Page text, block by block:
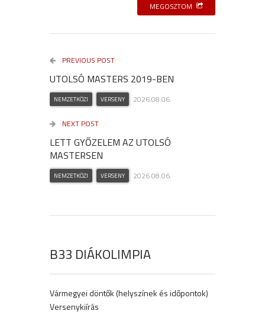
MEGOSZTOM
PREVIOUS POST
UTOLSÓ MASTERS 2019-BEN
NEMZETKÖZI VERSENY 2026.08.06.
NEXT POST
LETT GYŐZELEM AZ UTOLSÓ
MASTERSEN
NEMZETKÖZI VERSENY 2026.08.06.
B33 DIÁKOLIMPIA
Vármegyei döntők (helyszínek és időpontok)
Versenykiírás